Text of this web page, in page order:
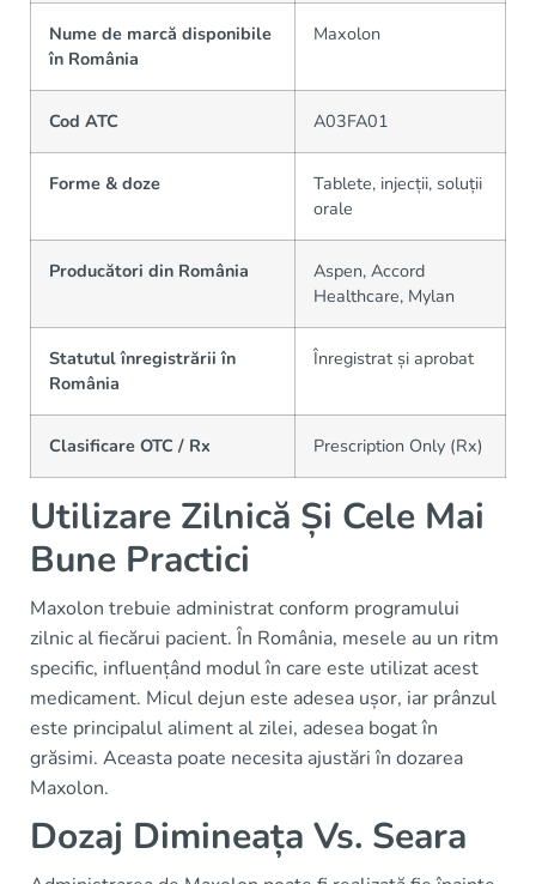
Nume de marcă disponibile
în România
Maxolon
Cod ATC A03FA01
Forme & doze
Tablete, injecții, soluții
orale
Producători din România
Aspen, Accord
Healthcare, Mylan
Statutul înregistrării în
România
Înregistrat și aprobat
Clasificare OTC / Rx Prescription Only (Rx)
Utilizare Zilnică Și Cele Mai
Bune Practici
Maxolon trebuie administrat conform programului
zilnic al fiecărui pacient. În România, mesele au un ritm
specific, influențând modul în care este utilizat acest
medicament. Micul dejun este adesea ușor, iar prânzul
este principalul aliment al zilei, adesea bogat în
grăsimi. Aceasta poate necesita ajustări în dozarea
Maxolon.
Dozaj Dimineața Vs. Seara